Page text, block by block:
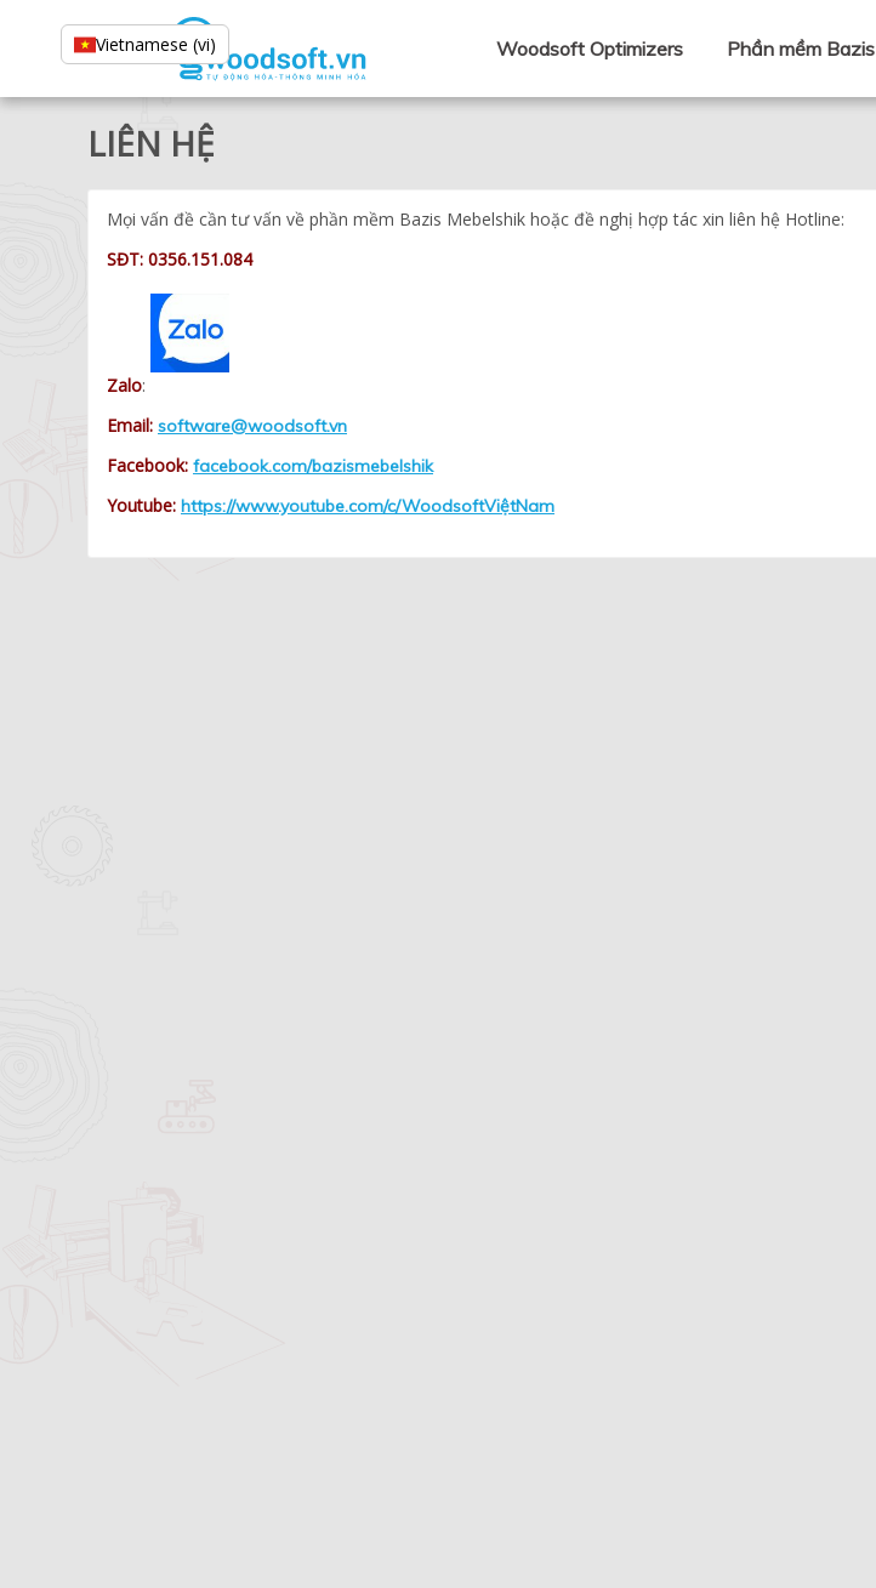
Woodsoft Optimizers Phần mềm Bazis
LIÊN HỆ
Mọi vấn đề cần tư vấn về phần mềm Bazis Mebelshik hoặc đề nghị hợp tác xin liên hệ Hotline:
SĐT: 0356.151.084
Zalo:
Email: software@woodsoft.vn
Facebook: facebook.com/bazismebelshik
Youtube: https://www.youtube.com/c/WoodsoftViệtNam
Vietnamese (vi)